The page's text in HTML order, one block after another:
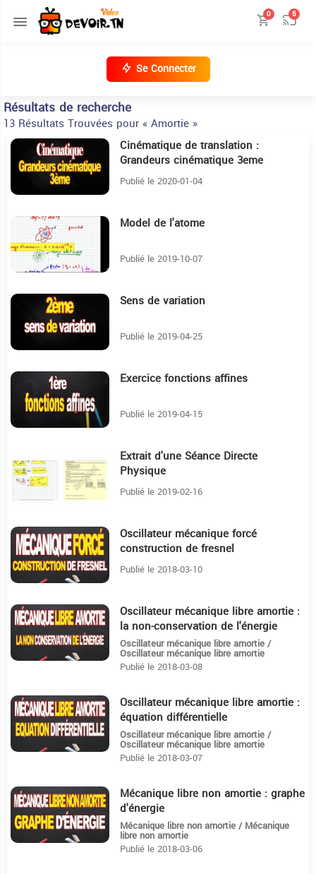
0 5
Se Connecter
Résultats de recherche
13 Résultats Trouvées pour « Amortie »
Cinématique de translation :
Grandeurs cinématique 3eme
Publié le 2020-01-04
Model de l'atome
Publié le 2019-10-07
Sens de variation
Publié le 2019-04-25
Exercice fonctions affines
Publié le 2019-04-15
1:13 Extrait d'une Séance Directe
Physique
Publié le 2019-02-16
18:19 Oscillateur mécanique forcé
construction de fresnel
Publié le 2018-03-10
8 Oscillateur mécanique libre amortie :
la non-conservation de l'énergie
Oscillateur mécanique libre amortie /
Oscillateur mécanique libre amortie
Publié le 2018-03-08
7:33 Oscillateur mécanique libre amortie :
équation différentielle
Oscillateur mécanique libre amortie /
Oscillateur mécanique libre amortie
Publié le 2018-03-07
24:49 Mécanique libre non amortie : graphe
d'énergie
Mécanique libre non amortie / Mécanique
libre non amortie
Publié le 2018-03-06